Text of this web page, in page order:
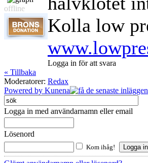
offline
Kolla low
Logga in för att svara
« Tillbaka
Moderatorer: Redax
Powered by Kunena
Logga in med användarnamn eller email
Lösenord
Kom ihåg!